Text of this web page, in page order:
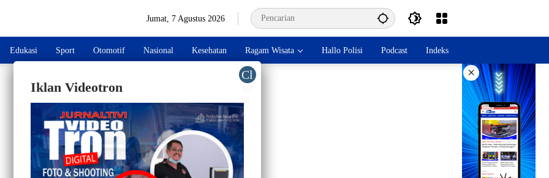
Jumat, 7 Agustus 2026
Edukasi Sport Otomotif Nasional Kesehatan Ragam Wisata Hallo Polisi Podcast Indeks
×
Iklan Videotron